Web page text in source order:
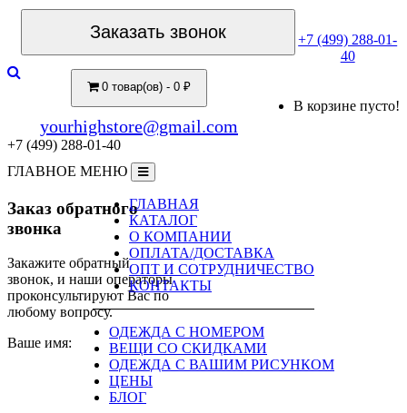
Заказать звонок
+7 (499) 288-01-
40
0 товар(ов) - 0 ₽
В корзине пусто!
yourhighstore@gmail.com
+7 (499) 288-01-40
ГЛАВНОЕ МЕНЮ
ГЛАВНАЯ
КАТАЛОГ
О КОМПАНИИ
ОПЛАТА/ДОСТАВКА
ОПТ И СОТРУДНИЧЕСТВО
КОНТАКТЫ
ОДЕЖДА С НОМЕРОМ
ВЕЩИ СО СКИДКАМИ
ОДЕЖДА С ВАШИМ РИСУНКОМ
ЦЕНЫ
БЛОГ
Заказ обратного
звонка
Закажите обратный
звонок, и наши операторы
проконсультируют Вас по
любому вопросу.
Ваше имя: